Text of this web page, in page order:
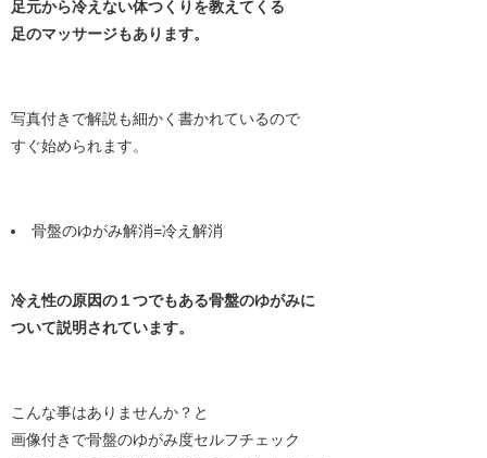
足元から冷えない体つくりを教えてくる
足のマッサージもあります。
写真付きで解説も細かく書かれているので
すぐ始められます。
骨盤のゆがみ解消=冷え解消
冷え性の原因の１つでもある骨盤のゆがみに
ついて説明されています。
こんな事はありませんか？と
画像付きで骨盤のゆがみ度セルフチェック